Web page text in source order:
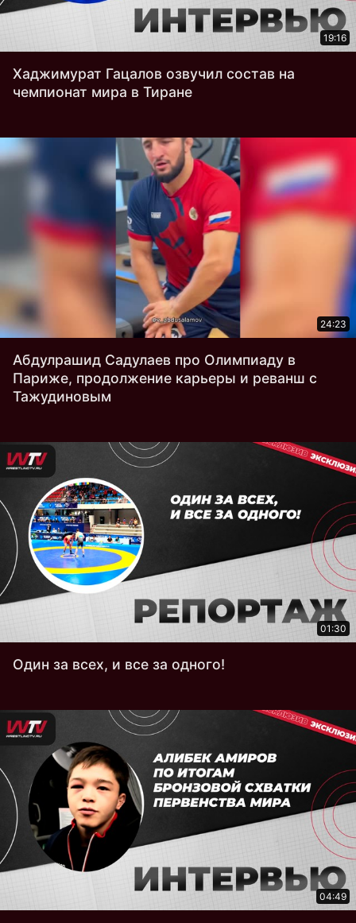
19:16
Хаджимурат Гацалов озвучил состав на
чемпионат мира в Тиране
24:23
Абдулрашид Садулаев про Олимпиаду в
Париже, продолжение карьеры и реванш с
Тажудиновым
01:30
Один за всех, и все за одного!
04:49